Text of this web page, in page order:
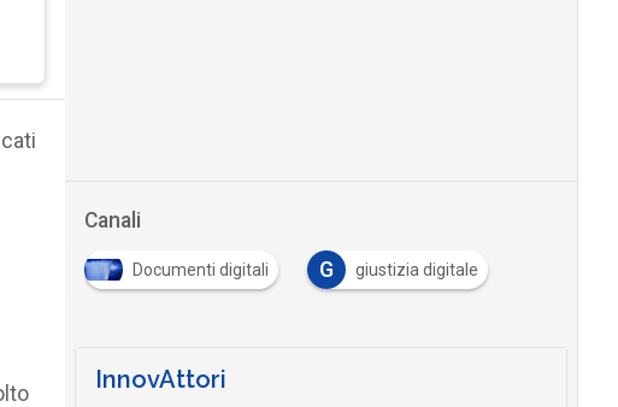
Canali
Documenti digitali G giustizia digitale
InnovAttori